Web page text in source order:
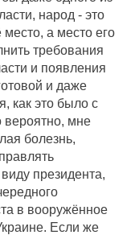
народ - это
а место его
требования
и появления
и даже
как это было с
вероятно, мне
болезнь,
президента,
в вооружённое
Если же